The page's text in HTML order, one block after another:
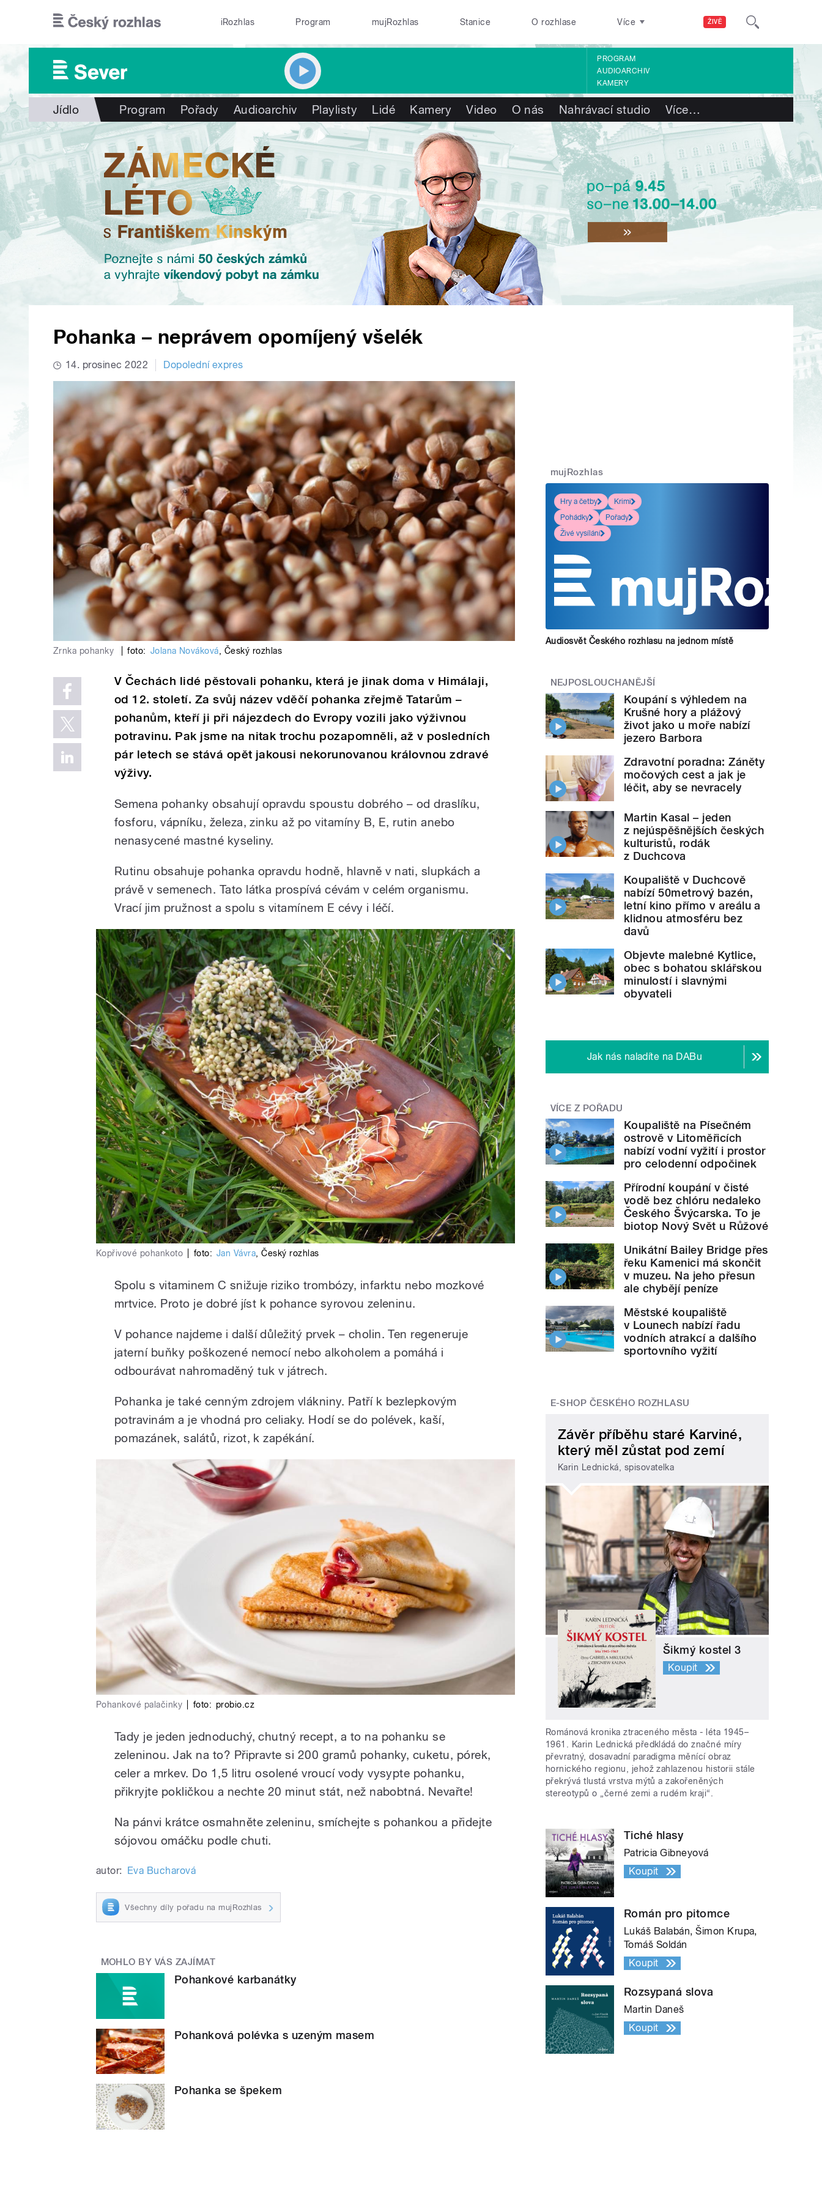
ŽIVĚ
iRozhlas Program mujRozhlas Stanice O rozhlase Více
PROGRAM
AUDIOARCHIV
KAMERY
Jídlo Program Pořady Audioarchiv Playlisty Lidé Kamery Video O nás Nahrávací studio Více…
Pohanka – neprávem opomíjený všelék
14. prosinec 2022 Dopolední expres
Zrnka pohanky foto: Jolana Nováková, Český rozhlas
V Čechách lidé pěstovali pohanku, která je jinak doma v Himálaji,
od 12. století. Za svůj název vděčí pohanka zřejmě Tatarům –
pohanům, kteří ji při nájezdech do Evropy vozili jako výživnou
potravinu. Pak jsme na nitak trochu pozapomněli, až v posledních
pár letech se stává opět jakousi nekorunovanou královnou zdravé
výživy.
Semena pohanky obsahují opravdu spoustu dobrého – od draslíku,
fosforu, vápníku, železa, zinku až po vitamíny B, E, rutin anebo
nenasycené mastné kyseliny.
Rutinu obsahuje pohanka opravdu hodně, hlavně v nati, slupkách a
právě v semenech. Tato látka prospívá cévám v celém organismu.
Vrací jim pružnost a spolu s vitamínem E cévy i léčí.
Kopřivové pohankoto foto: Jan Vávra,Český rozhlas
Spolu s vitaminem C snižuje riziko trombózy, infarktu nebo mozkové
mrtvice. Proto je dobré jíst k pohance syrovou zeleninu.
V pohance najdeme i další důležitý prvek – cholin. Ten regeneruje
jaterní buňky poškozené nemocí nebo alkoholem a pomáhá i
odbourávat nahromaděný tuk v játrech.
Pohanka je také cenným zdrojem vlákniny. Patří k bezlepkovým
potravinám a je vhodná pro celiaky. Hodí se do polévek, kaší,
pomazánek, salátů, rizot, k zapékání.
Pohankové palačinky foto: probio.cz
Tady je jeden jednoduchý, chutný recept, a to na pohanku se
zeleninou. Jak na to? Připravte si 200 gramů pohanky, cuketu, pórek,
celer a mrkev. Do 1,5 litru osolené vroucí vody vysypte pohanku,
přikryjte pokličkou a nechte 20 minut stát, než nabobtná. Nevařte!
Na pánvi krátce osmahněte zeleninu, smíchejte s pohankou a přidejte
sójovou omáčku podle chuti.
autor: Eva Bucharová
Všechny díly pořadu na mujRozhlas
MOHLO BY VÁS ZAJÍMAT
Pohankové karbanátky
Pohanková polévka s uzeným masem
Pohanka se špekem
mujRozhlas
Hry a četby
Krimi
Pohádky
Pořady
Živé vysílání
Audiosvět Českého rozhlasu na jednom místě
NEJPOSLOUCHANĚJŠÍ
Koupání s výhledem na
Krušné hory a plážový
život jako u moře nabízí
jezero Barbora
Zdravotní poradna: Záněty
močových cest a jak je
léčit, aby se nevracely
Martin Kasal – jeden
z nejúspěšnějších českých
kulturistů, rodák
z Duchcova
Koupaliště v Duchcově
nabízí 50metrový bazén,
letní kino přímo v areálu a
klidnou atmosféru bez
davů
Objevte malebné Kytlice,
obec s bohatou sklářskou
minulostí i slavnými
obyvateli
Jak nás naladíte na DABu
VÍCE Z POŘADU
Koupaliště na Písečném
ostrově v Litoměřicích
nabízí vodní vyžití i prostor
pro celodenní odpočinek
Přírodní koupání v čisté
vodě bez chlóru nedaleko
Českého Švýcarska. To je
biotop Nový Svět u Růžové
Unikátní Bailey Bridge přes
řeku Kamenici má skončit
v muzeu. Na jeho přesun
ale chybějí peníze
Městské koupaliště
v Lounech nabízí řadu
vodních atrakcí a dalšího
sportovního vyžití
E-SHOP ČESKÉHO ROZHLASU
Závěr příběhu staré Karviné,
který měl zůstat pod zemí
Karin Lednická, spisovatelka
Šikmý kostel 3
Koupit
Románová kronika ztraceného města - léta 1945–
1961. Karin Lednická předkládá do značné míry
převratný, dosavadní paradigma měnící obraz
hornického regionu, jehož zahlazenou historii stále
překrývá tlustá vrstva mýtů a zakořeněných
stereotypů o „černé zemi a rudém kraji“.
Tiché hlasy
Patricia Gibneyová
Koupit
Román pro pitomce
Lukáš Balabán, Šimon Krupa,
Tomáš Soldán
Koupit
Rozsypaná slova
Martin Daneš
Koupit